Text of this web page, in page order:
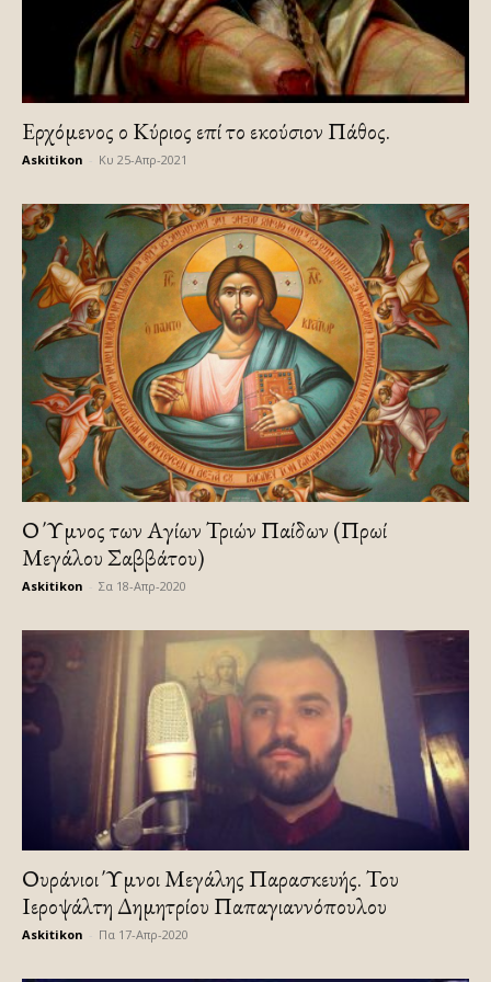
Eρχόμενος ο Κύριος επί το εκούσιον Πάθος.
Askitikon Κυ 25-Απρ-2021
Ο Ύμνος των Αγίων Τριών Παίδων (Πρωί
Μεγάλου Σαββάτου)
Askitikon Σα 18-Απρ-2020
Ουράνιοι Ύμνοι Μεγάλης Παρασκευής. Του
Ιεροψάλτη Δημητρίου Παπαγιαννόπουλου
Askitikon Πα 17-Απρ-2020